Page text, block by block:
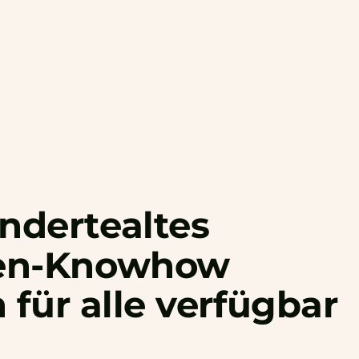
Knowhow
für alle verfügbar